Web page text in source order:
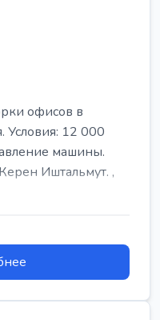
офисов в
Условия: 12 000
машины.
Иштальмут. ,